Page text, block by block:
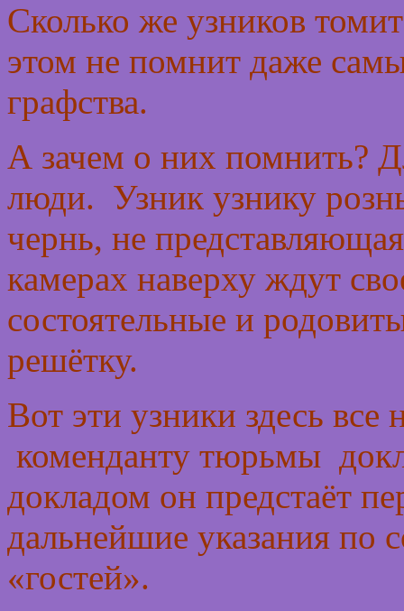
Сколько же узников
этом не помнит даже
графства.
А зачем о них помнить?
люди. Узник узнику
чернь, не
камерах наверху ждут
состоятельные и
решётку.
Вот эти узники здесь все
коменданту тюрьмы
докладом он предстаёт
дальнейшие указания
«гостей».